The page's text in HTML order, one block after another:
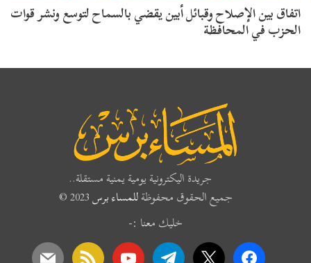
اتفاق بين الإصلاح وقبائل أبين يقضي بالسماح لتوسع ونشر قوات
الحزب في المحافظة
جريدة اليكترونية يومية يمنية مستقلة..
جميع الحقوق محفوظةللمساء برس
خليك معنا :-
facebook
x
telegram
youtube
rss
mail